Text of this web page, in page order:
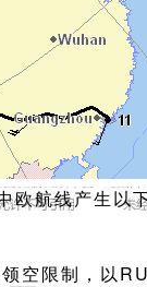
欧航线产生以
空限制， 以